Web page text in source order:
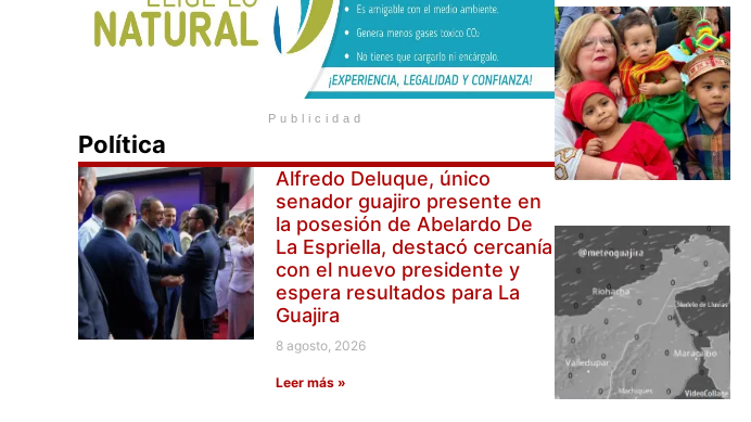
Publicidad
Política
Alfredo Deluque, único
senador guajiro presente en
la posesión de Abelardo De
La Espriella, destacó cercanía
con el nuevo presidente y
espera resultados para La
Guajira
8 agosto, 2026
Leer más »